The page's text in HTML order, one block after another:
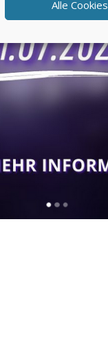
Alle Cookies